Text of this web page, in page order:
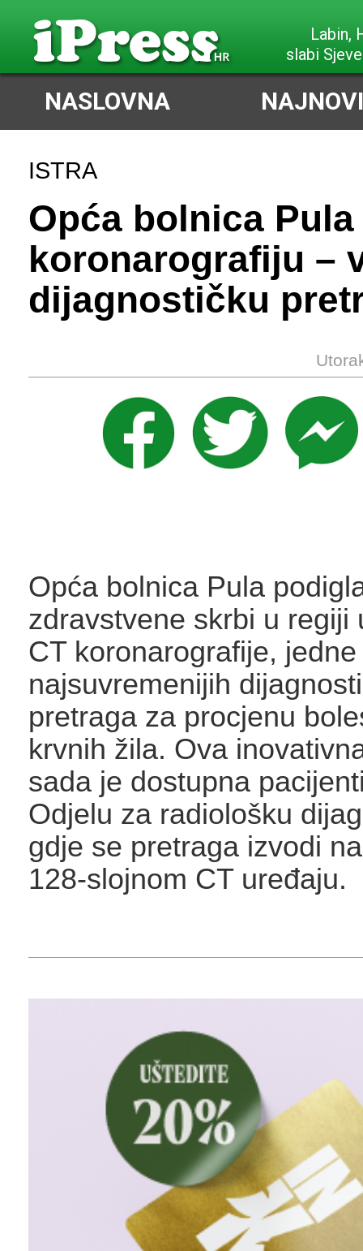
Labin,
slabi
NASLOVNA
ISTRA
Opća bolnica
koronarografiju –
dijagnostičku
Opća bolnica Pula
zdravstvene skrbi u regiji
CT koronarografije,
najsuvremenijih
pretraga za procjenu
krvnih žila. Ova
sada je dostupna
Odjelu za radiološku
gdje se pretraga izvodi
128-slojnom CT uređaju.